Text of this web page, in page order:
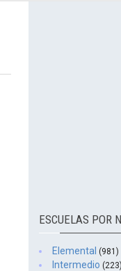
ESCUELAS POR
Elemental (981)
Intermedio (223)